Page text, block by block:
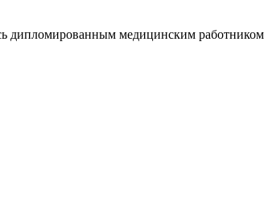
дипломированным медицинским работником